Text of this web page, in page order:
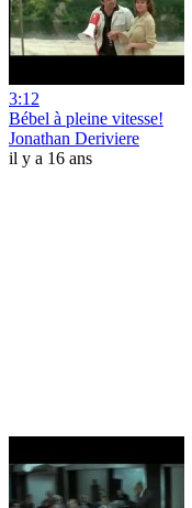
3:12
Bébel à pleine vitesse!
Jonathan Deriviere
il y a 16 ans